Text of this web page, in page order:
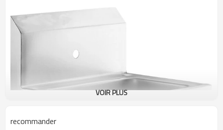
VOIR PLUS
recommander